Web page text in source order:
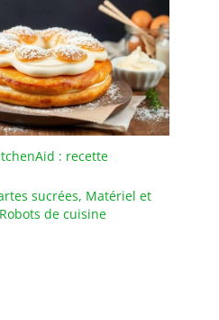
: recette
sucrées, Matériel et
Robots de cuisine